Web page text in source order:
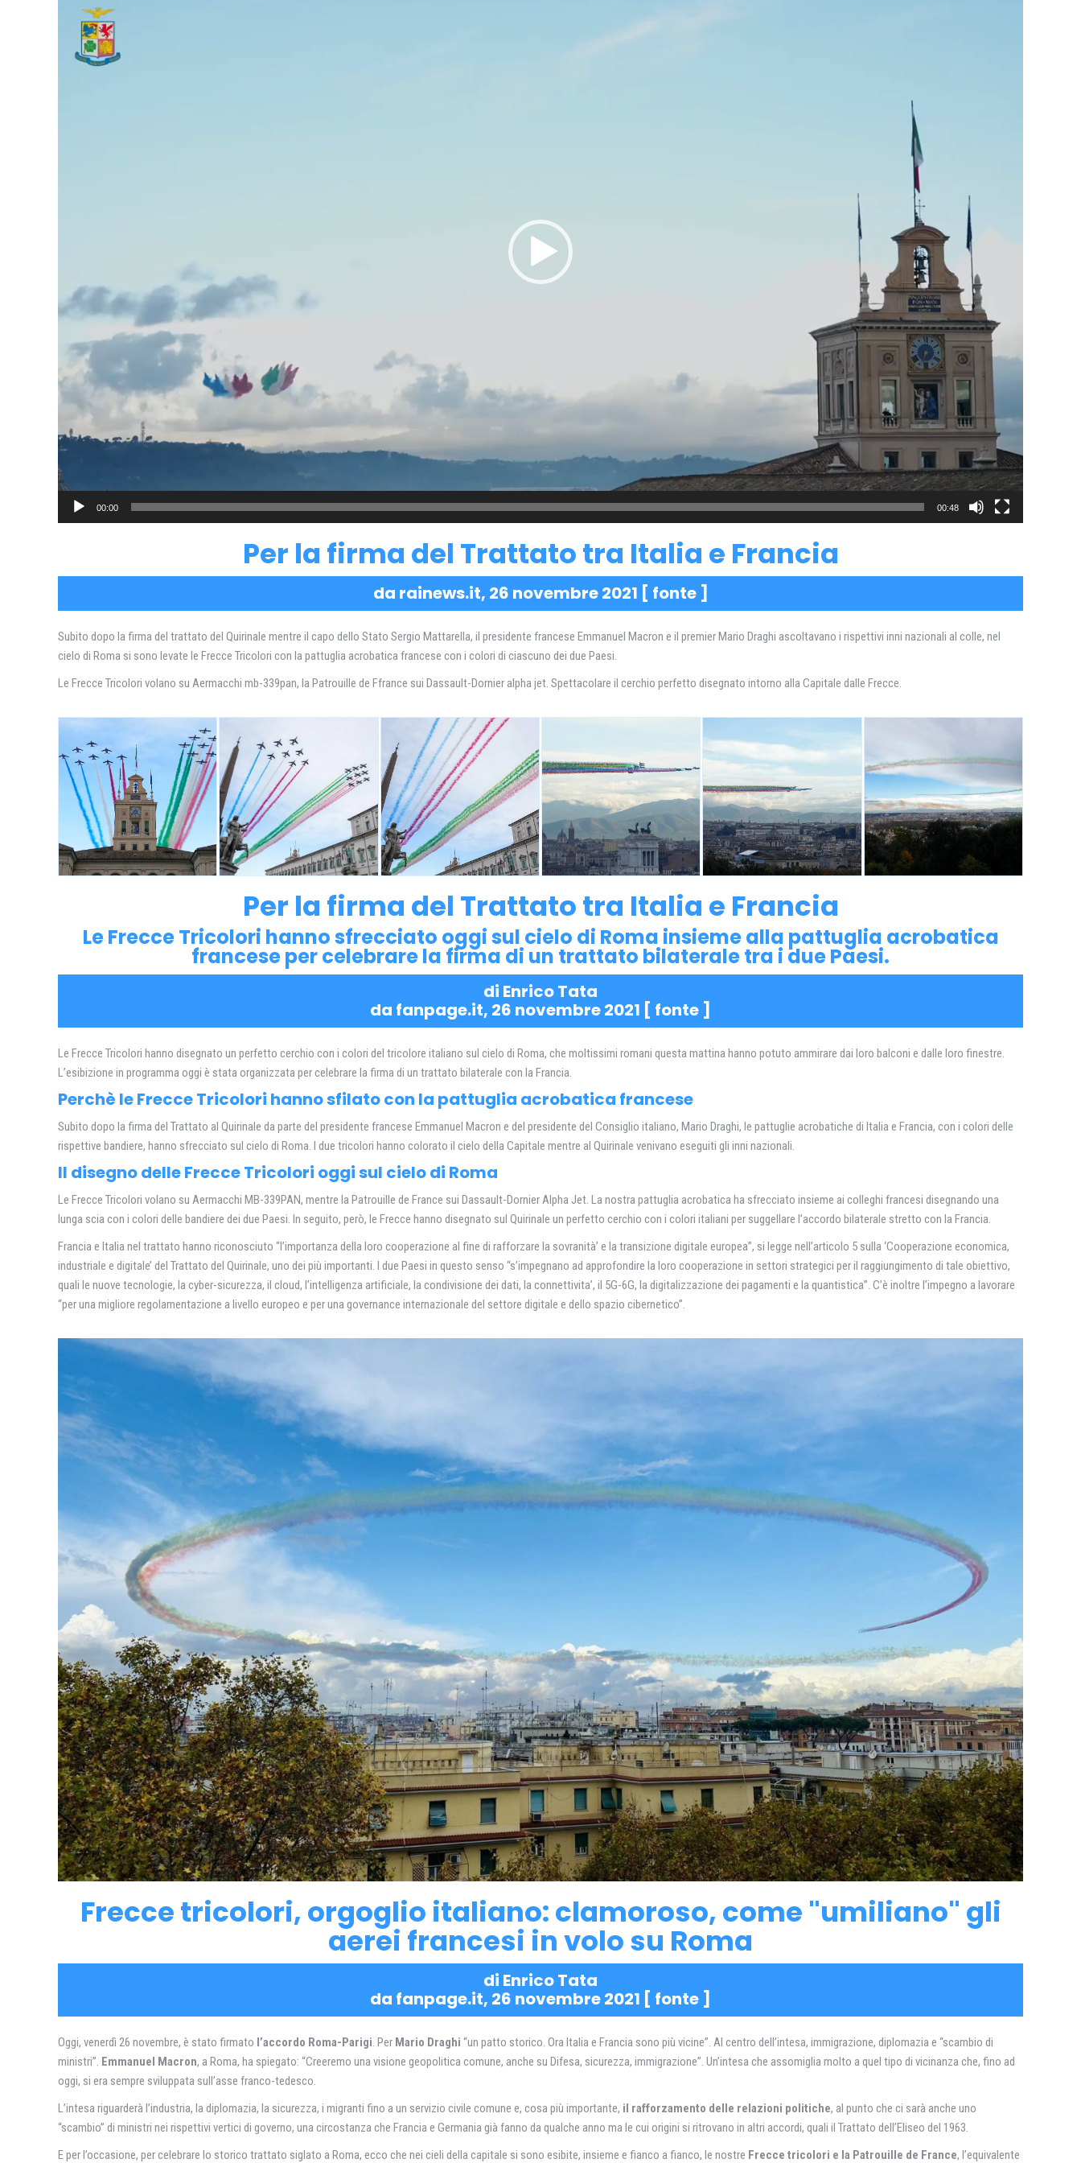
00:00 00:48
Per la firma del Trattato tra Italia e Francia
da rainews.it, 26 novembre 2021 [ fonte]
Subito dopo la firma del trattato del Quirinale mentre il capo dello Stato Sergio Mattarella, il presidente francese Emmanuel Macron e il premier Mario Draghi ascoltavano i rispettivi inni nazionali al colle, nel
cielo di Roma si sono levate le Frecce Tricolori con la pattuglia acrobatica francese con i colori di ciascuno dei due Paesi.
Le Frecce Tricolori volano su Aermacchi mb-339pan, la Patrouille de Ffrance sui Dassault-Dornier alpha jet. Spettacolare il cerchio perfetto disegnato intorno alla Capitale dalle Frecce.
Per la firma del Trattato tra Italia e Francia
Le Frecce Tricolori hanno sfrecciato oggi sul cielo di Roma insieme alla pattuglia acrobatica
francese per celebrare la firma di un trattato bilaterale tra i due Paesi.
di Enrico Tata
da fanpage.it, 26 novembre 2021 [ fonte ]
Le Frecce Tricolori hanno disegnato un perfetto cerchio con i colori del tricolore italiano sul cielo di Roma, che moltissimi romani questa mattina hanno potuto ammirare dai loro balconi e dalle loro finestre.
L’esibizione in programma oggi è stata organizzata per celebrare la firma di un trattato bilaterale con la Francia.
Perchè le Frecce Tricolori hanno sfilato con la pattuglia acrobatica francese
Subito dopo la firma del Trattato al Quirinale da parte del presidente francese Emmanuel Macron e del presidente del Consiglio italiano, Mario Draghi, le pattuglie acrobatiche di Italia e Francia, con i colori delle
rispettive bandiere, hanno sfrecciato sul cielo di Roma. I due tricolori hanno colorato il cielo della Capitale mentre al Quirinale venivano eseguiti gli inni nazionali.
Il disegno delle Frecce Tricolori oggi sul cielo di Roma
Le Frecce Tricolori volano su Aermacchi MB-339PAN, mentre la Patrouille de France sui Dassault-Dornier Alpha Jet. La nostra pattuglia acrobatica ha sfrecciato insieme ai colleghi francesi disegnando una
lunga scia con i colori delle bandiere dei due Paesi. In seguito, però, le Frecce hanno disegnato sul Quirinale un perfetto cerchio con i colori italiani per suggellare l’accordo bilaterale stretto con la Francia.
Francia e Italia nel trattato hanno riconosciuto “l’importanza della loro cooperazione al fine di rafforzare la sovranità’ e la transizione digitale europea”, si legge nell’articolo 5 sulla ‘Cooperazione economica,
industriale e digitale’ del Trattato del Quirinale, uno dei più importanti. I due Paesi in questo senso “s’impegnano ad approfondire la loro cooperazione in settori strategici per il raggiungimento di tale obiettivo,
quali le nuove tecnologie, la cyber-sicurezza, il cloud, l’intelligenza artificiale, la condivisione dei dati, la connettivita’, il 5G-6G, la digitalizzazione dei pagamenti e la quantistica”. C’è inoltre l’impegno a lavorare
“per una migliore regolamentazione a livello europeo e per una governance internazionale del settore digitale e dello spazio cibernetico”.
Frecce tricolori, orgoglio italiano: clamoroso, come "umiliano" gli
aerei francesi in volo su Roma
di Enrico Tata
da fanpage.it, 26 novembre 2021 [ fonte ]
Oggi, venerdì 26 novembre, è stato firmato l’accordo Roma-Parigi . Per Mario Draghi “un patto storico. Ora Italia e Francia sono più vicine”. Al centro dell’intesa, immigrazione, diplomazia e “scambio di
ministri”. Emmanuel Macron, a Roma, ha spiegato: “Creeremo una visione geopolitica comune, anche su Difesa, sicurezza, immigrazione”. Un’intesa che assomiglia molto a quel tipo di vicinanza che, fino ad
oggi, si era sempre sviluppata sull’asse franco-tedesco.
L’intesa riguarderà l’industria, la diplomazia, la sicurezza, i migranti fino a un servizio civile comune e, cosa più importante, il rafforzamento delle relazioni politiche, al punto che ci sarà anche uno
“scambio” di ministri nei rispettivi vertici di governo, una circostanza che Francia e Germania già fanno da qualche anno ma le cui origini si ritrovano in altri accordi, quali il Trattato dell’Eliseo del 1963.
E per l’occasione, per celebrare lo storico trattato siglato a Roma, ecco che nei cieli della capitale si sono esibite, insieme e fianco a fianco, le nostre Frecce tricolori e la Patrouille de France, l’equivalente